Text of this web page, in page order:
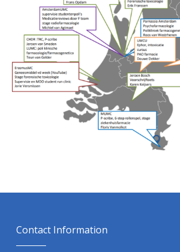
Contact Information